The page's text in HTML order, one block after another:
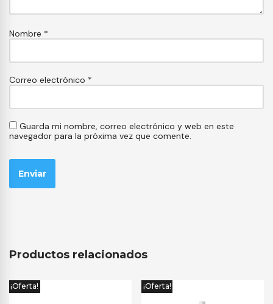
Nombre *
Correo electrónico *
Guarda mi nombre, correo electrónico y web en este
navegador para la próxima vez que comente.
Productos relacionados
¡Oferta! ¡Oferta!